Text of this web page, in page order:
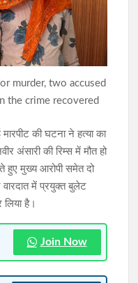
जयराम महतो ने CGL
ने किया लाठीचार्ज; कई
murder, two accused
the crime recovered
मारपीट की घटना ने हत्या का
अंसारी की रिम्स में मौत हो
हुए मुख्य आरोपी समेत दो
वारदात में प्रयुक्त बुलेट
लिया है।
Join Now